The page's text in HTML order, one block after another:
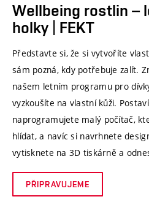
Wellbeing rostlin –
holky | FEKT
Představte si, že si vytvoříte
sám pozná, kdy potřebuje zalít.
našem letním programu pro
vyzkoušíte na vlastní kůži.
naprogramujete malý počítač,
hlídat, a navíc si navrhnete
vytisknete na 3D tiskárně a
PŘIPRAVUJEME